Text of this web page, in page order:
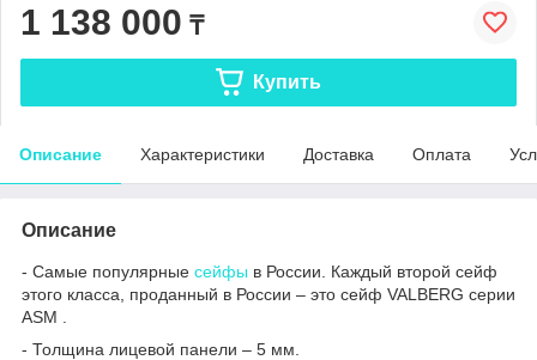
1 138 000 ₸
Купить
Описание Характеристики Доставка Оплата
Описание
- Самые популярные сейфы в России. Каждый второй сейф
этого класса, проданный в России – это сейф VALBERG серии
ASM .
- Толщина лицевой панели – 5 мм.